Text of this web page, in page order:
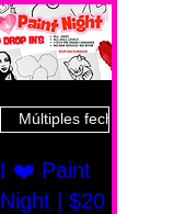
Múltiples fechas
I ❤️ Paint
Night | $20